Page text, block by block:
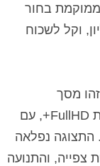
בחור
וקל לשכוח
מסך
AMOLED בגודל 6.67 אינטש וברזולוציית FullHD+, עם
תמיכה ב-HDR ובקצב ריענון של 120Hz. התצוגה נפלאה
צפייה, והתנועה